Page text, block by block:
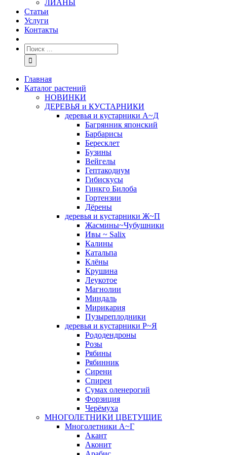
ЛИАНЫ
Статьи
Услуги
Контакты
Главная
Каталог растений
НОВИНКИ
ДЕРЕВЬЯ и КУСТАРНИКИ
деревья и кустарники А~Д
Багрянник японский
Барбарисы
Бересклет
Бузины
Вейгелы
Гептакодиум
Гибискусы
Гинкго Билоба
Гортензии
Дёрены
деревья и кустарники Ж~П
Жасмины~Чубушники
Ивы ~ Salix
Калины
Катальпа
Клёны
Крушина
Леукотое
Магнолии
Миндаль
Мирикария
Пузыреплодники
деревья и кустарники Р~Я
Рододендроны
Розы
Рябины
Рябинник
Сирени
Спиреи
Сумах оленерогий
Форзиция
Черёмуха
МНОГОЛЕТНИКИ ЦВЕТУЩИЕ
Многолетники А~Г
Акант
Аконит